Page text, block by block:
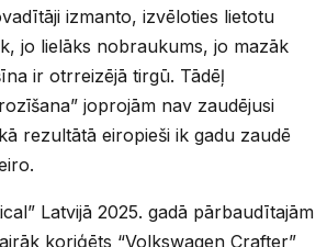
izmanto, izvēloties lietotu
jo lielāks nobraukums, jo mazāk
ir otrreizējā tirgū. Tādēļ
joprojām nav zaudējusi
rezultātā eiropieši ik gadu zaudē
Latvijā 2025. gadā pārbaudītajām
koriģēts “Volkswagen Crafter”